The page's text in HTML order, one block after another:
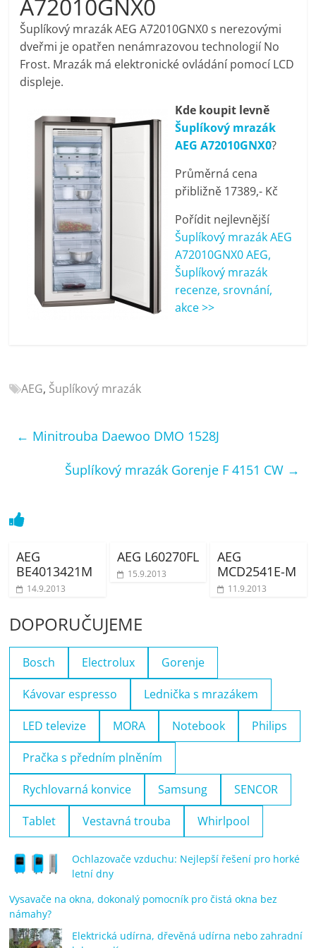
pračky,
televize,
notebooky,
mobilní
telefony,
kávovary,
bazény
Nejlepší
elektronika
pračky,
mobilní
A72010GNX0
Šuplíkový mrazák AEG A72010GNX0 s nerezovými
dveřmi je opatřen nenámrazovou technologií No
Frost. Mrazák má elektronické ovládání pomocí LCD
displeje.
Kde koupit levně
Šuplíkový mrazák
AEG A72010GNX0?
Průměrná cena
přibližně 17389,- Kč
Pořídit nejlevnější
Šuplíkový mrazák AEG
A72010GNX0 AEG,
Šuplíkový mrazák
recenze, srovnání,
akce >>
AEG, Šuplíkový mrazák
← Minitrouba Daewoo DMO 1528J
Šuplíkový mrazák Gorenje F 4151 CW →
AEG
BE4013421M
14.9.2013
AEG L60270FL
15.9.2013
AEG
MCD2541E-M
11.9.2013
DOPORUČUJEME
Bosch Electrolux Gorenje
Kávovar espresso Lednička s mrazákem
LED televize MORA Notebook Philips
Pračka s předním plněním
Rychlovarná konvice Samsung SENCOR
Tablet Vestavná trouba Whirlpool
Ochlazovače vzduchu: Nejlepší řešení pro horké
letní dny
Vysavače na okna, dokonalý pomocník pro čistá okna bez
námahy?
Elektrická udírna, dřevěná udírna nebo zahradní